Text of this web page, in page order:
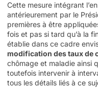
Cette mesure intégrant
antérieurement par le
premières à être
fois et pas si tard qu’à la
établie dans ce cadre
modification des taux de
chômage et maladie ainsi
toutefois intervenir à
tous les détails liés à ce